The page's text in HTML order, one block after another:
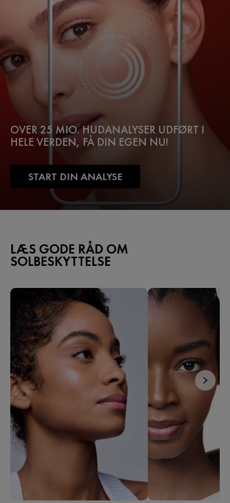
OVER 25 MIO. HUDANALYSER UDFØRT I
HELE VERDEN, FÅ DIN EGEN NU!
START DIN ANALYSE
LÆS GODE RÅD OM
SOLBESKYTTELSE